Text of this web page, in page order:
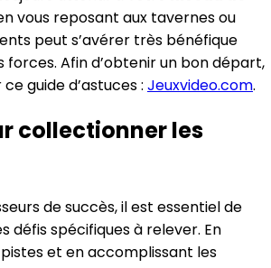
vous reposant aux tavernes ou
peut s’avérer très bénéfique
Afin d’obtenir un bon départ,
guide d’astuces : Jeuxvideo.com.
collectionner les
de succès, il est essentiel de
défis spécifiques à relever. En
et en accomplissant les